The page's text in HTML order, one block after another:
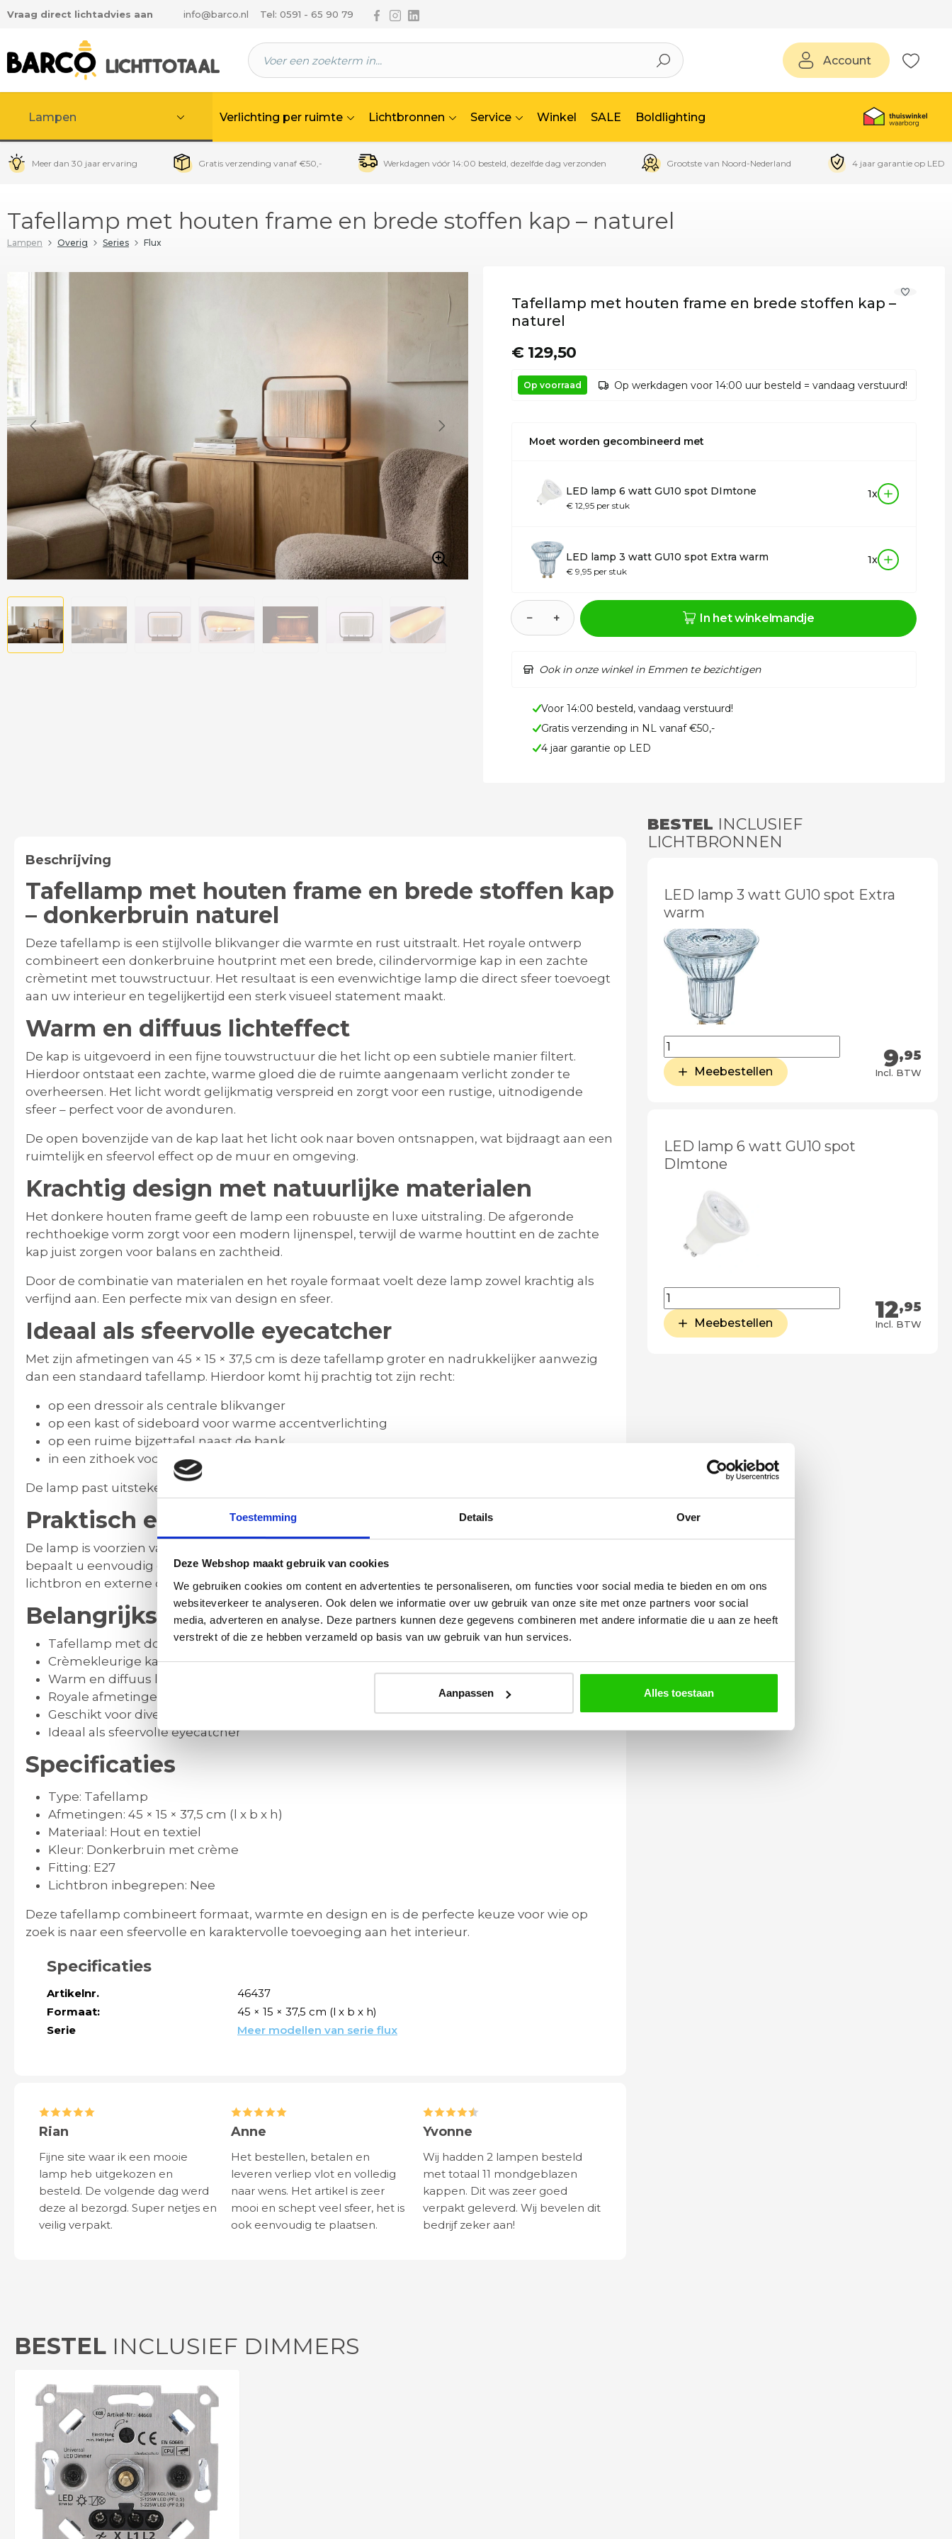
Toestemming Details Over
Deze Webshop maakt gebruik van cookies
We gebruiken cookies om content en advertenties te personaliseren, om functies voor social media te bieden en om ons
websiteverkeer te analyseren. Ook delen we informatie over uw gebruik van onze site met onze partners voor social
media, adverteren en analyse. Deze partners kunnen deze gegevens combineren met andere informatie die u aan ze heeft
verstrekt of die ze hebben verzameld op basis van uw gebruik van hun services.
Aanpassen Alles toestaan
hoofdinhoud
Vraag direct lichtadvies aan info@barco.nl Tel: 0591 - 65 90 79 Volg ons via Facebook
Volg ons via Instagram
Volg ons via Linkedin
Account
Lampen Verlichting per ruimte Lichtbronnen Service Winkel SALE Boldlighting
Meer dan 30 jaar ervaring Gratis verzending vanaf €50,- Werkdagen vóór 14:00 besteld, dezelfde dag verzonden Grootste van Noord-Nederland 4 jaar garantie op LED
Tafellamp met houten frame en brede stoffen kap – naturel
Lampen Overig Series Flux
Tafellamp met houten frame en brede stoffen kap –
naturel
€ 129,50
Op voorraad Op werkdagen voor 14:00 uur besteld = vandaag verstuurd!
Moet worden gecombineerd met
LED lamp 6 watt GU10 spot DImtone
€ 12,95 per stuk
1x
LED lamp 3 watt GU10 spot Extra warm
€ 9,95 per stuk
1x
− + In het winkelmandje
Ook in onze winkel in Emmen te bezichtigen
Voor 14:00 besteld, vandaag verstuurd!
Gratis verzending in NL vanaf €50,-
4 jaar garantie op LED
Beschrijving
Tafellamp met houten frame en brede stoffen kap
– donkerbruin naturel
Deze tafellamp is een stijlvolle blikvanger die warmte en rust uitstraalt. Het royale ontwerp
combineert een donkerbruine houtprint met een brede, cilindervormige kap in een zachte
crèmetint met touwstructuur. Het resultaat is een evenwichtige lamp die direct sfeer toevoegt
aan uw interieur en tegelijkertijd een sterk visueel statement maakt.
Warm en diffuus lichteffect
De kap is uitgevoerd in een fijne touwstructuur die het licht op een subtiele manier filtert.
Hierdoor ontstaat een zachte, warme gloed die de ruimte aangenaam verlicht zonder te
overheersen. Het licht wordt gelijkmatig verspreid en zorgt voor een rustige, uitnodigende
sfeer – perfect voor de avonduren.
De open bovenzijde van de kap laat het licht ook naar boven ontsnappen, wat bijdraagt aan een
ruimtelijk en sfeervol effect op de muur en omgeving.
Krachtig design met natuurlijke materialen
Het donkere houten frame geeft de lamp een robuuste en luxe uitstraling. De afgeronde
rechthoekige vorm zorgt voor een modern lijnenspel, terwijl de warme houttint en de zachte
kap juist zorgen voor balans en zachtheid.
Door de combinatie van materialen en het royale formaat voelt deze lamp zowel krachtig als
verfijnd aan. Een perfecte mix van design en sfeer.
Ideaal als sfeervolle eyecatcher
Met zijn afmetingen van 45 × 15 × 37,5 cm is deze tafellamp groter en nadrukkelijker aanwezig
dan een standaard tafellamp. Hierdoor komt hij prachtig tot zijn recht:
op een dressoir als centrale blikvanger
op een kast of sideboard voor warme accentverlichting
op een ruime bijzettafel naast de bank
in een zithoek voor extra sfeer en diepte
De lamp past uitstekend binnen Scandinavische, Japandi, bohemian en moderne interieurs.
Praktisch en eenvoudig in gebruik
De lamp is voorzien van een
bepaalt u eenvoudig de lichtkleur en intensiteit. Combineer de lamp met een dimbare
lichtbron en externe dimmer voor maximale flexibiliteit in sfeer.
Belangrijkste kenmerken
Tafellamp met donker houten frame en brede kap
Crèmekleurige kap met touwstructuur
Warm en diffuus lichtbeeld
Royale afmetingen voor extra impact
Geschikt voor diverse interieurstijlen
Ideaal als sfeervolle eyecatcher
Specificaties
Type: Tafellamp
Afmetingen: 45 × 15 × 37,5 cm (l x b x h)
Materiaal: Hout en textiel
Kleur: Donkerbruin met crème
Fitting: E27
Lichtbron inbegrepen: Nee
Deze tafellamp combineert formaat, warmte en design en is de perfecte keuze voor wie op
zoek is naar een sfeervolle en karaktervolle toevoeging aan het interieur.
Specificaties
Artikelnr.
46437
Formaat:
45 × 15 × 37,5 cm (l x b x h)
Serie
Meer modellen van serie flux
Rian
Fijne site waar ik een mooie
lamp heb uitgekozen en
besteld. De volgende dag werd
deze al bezorgd. Super netjes en
veilig verpakt.
Anne
Het bestellen, betalen en
leveren verliep vlot en volledig
naar wens. Het artikel is zeer
mooi en schept veel sfeer, het is
ook eenvoudig te plaatsen.
Yvonne
Wij hadden 2 lampen besteld
met totaal 11 mondgeblazen
kappen. Dit was zeer goed
verpakt geleverd. Wij bevelen dit
bedrijf zeker aan!
BESTEL INCLUSIEF
LICHTBRONNEN
LED lamp 3 watt GU10 spot Extra
warm
9,95
Incl. BTW
Meebestellen
LED lamp 6 watt GU10 spot
DImtone
12,95
Incl. BTW
Meebestellen
BESTEL INCLUSIEF DIMMERS